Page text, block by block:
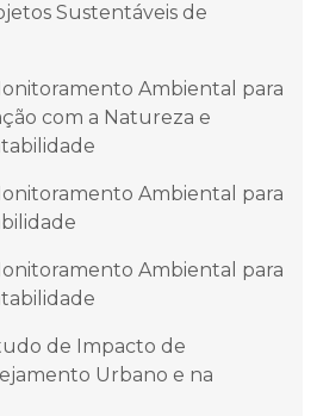
Sustentáveis de
Ambiental para
com a Natureza e
Ambiental para
Ambiental para
de Impacto de
Urbano e na